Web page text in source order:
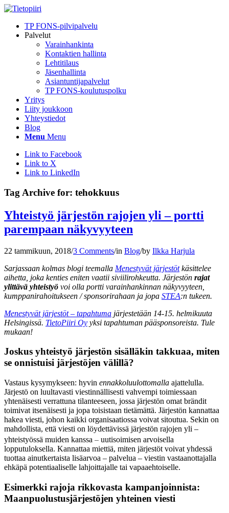
TP FONS-pilvipalvelu
Palvelut
Varainhankinta
Kontaktien hallinta
Lehtitilaus
Jäsenhallinta
Asiantuntijapalvelut
TP FONS-koulutuspolku
Yritys
Liity joukkoon
Yhteystiedot
Blog
Menu Menu
Link to Facebook
Link to X
Link to LinkedIn
Tag Archive for: tehokkuus
Yhteistyö järjestön rajojen yli – portti
parempaan näkyvyyteen
22 tammikuun, 2018/3 Comments/in Blog/by Ilkka Harjula
Sarjassaan kolmas blogi teemalla Menestyvät järjestötkäsittelee
aihetta, joka kenties eniten vaatii siviilirohkeutta. Järjestön rajat
ylittävä yhteistyö voi olla portti varainhankinnan näkyvyyteen,
kumppanirahoitukseen / sponsorirahaan ja jopa STEA:n tukeen.
Menestyvät järjestöt – tapahtuma järjestetään 14-15. helmikuuta
Helsingissä. TietoPiiri Oy yksi tapahtuman pääsponsoreista. Tule
mukaan!
Joskus yhteistyö järjestön sisälläkin takkuaa, miten
se onnistuisi järjestöjen välillä?
Vastaus kysymykseen: hyvin ennakkoluulottomalla ajattelulla.
Järjestö on luultavasti viestinnällisesti vahvempi toimiessaan
yhtenäisesti verrattuna tilanteeseen, jossa järjestön omat brändit
toimivat itsenäisesti ja jopa toisistaan tietämättä. Järjestön kannattaa
hakea viesti, johon kaikki organisaatiossa voivat sitoutua. Sekin on
mahdollista, että viesti on löydettävissä järjestön rajojen yli –
yhteistyössä muiden kanssa – uutisoimisen arvoisella
lopputuloksella. Kannattaa miettiä, miten järjestöt voivat yhdessä
tuottaa ainutkertaista lisäarvoa – palvelua – viestin vastaanottajalla
ehkäpä potentiaaliselle lahjoittajalle tai vapaaehtoiselle.
Esimerkki rajoja rikkovasta kampanjoinnista:
Maanpuolustusjärjestöjen yhteinen viesti